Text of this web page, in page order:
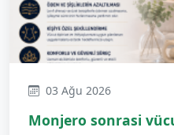
03 Ağu 2026
Monjero sonrasi